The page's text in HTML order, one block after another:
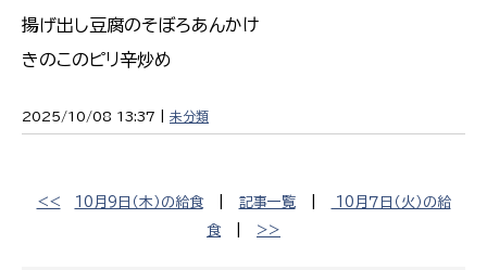
揚げ出し豆腐のそぼろあんかけ
きのこのピリ辛炒め
2025/10/08 13:37 | 未分類
<< 10月9日（木）の給食| 記事一覧|
10月７日（火）の給
食
>>